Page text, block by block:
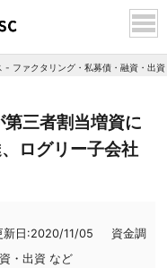
- ファクタリング・私募債・融資・出
三者割当増資に
ログリー子会社
日:2020/11/05
資金調
・出資 など